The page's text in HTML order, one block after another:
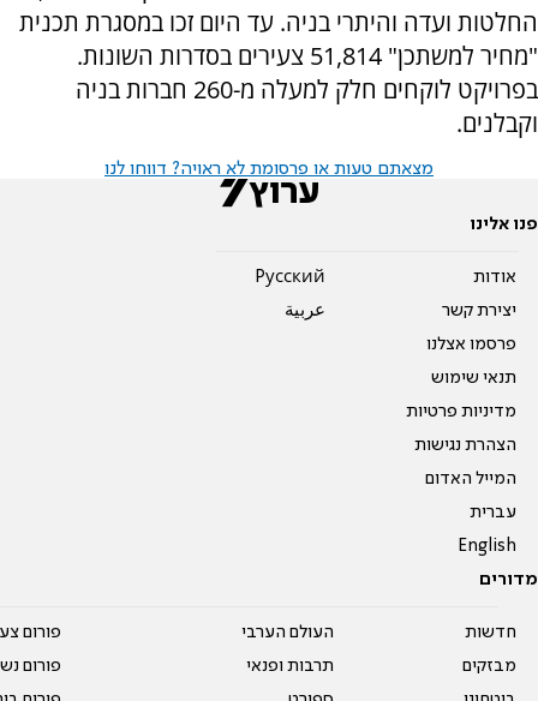
החלטות ועדה והיתרי בניה. עד היום זכו במסגרת תכנית
"מחיר למשתכן" 51,814 צעירים בסדרות השונות.
בפרויקט לוקחים חלק למעלה מ-260 חברות בניה
וקבלנים.
מצאתם טעות או פרסומת לא ראויה? דווחו לנו
פנו אלינו
אודות
יצירת קשר
פרסמו אצלנו
תנאי שימוש
מדיניות פרטיות
הצהרת נגישות
המייל האדום
עברית
English
Pусский
عربية
מדורים
חדשות
מבזקים
העולם הערבי
תרבות ופנאי
פורום
פורום